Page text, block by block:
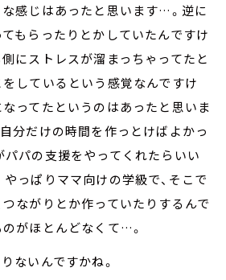
な感じはあったと思います…。逆に
もらったりとかしていたんですけ
側にストレスが溜まっちゃってたと
をしているという感覚なんですけ
なってたというのはあったと思いま
分だけの時間を作っとけばよかっ
パパの支援をやってくれたらいい
っぱりママ向けの学級で、そこで
つながりとか作っていたりするんで
のがほとんどなくて…。
ないんですかね。